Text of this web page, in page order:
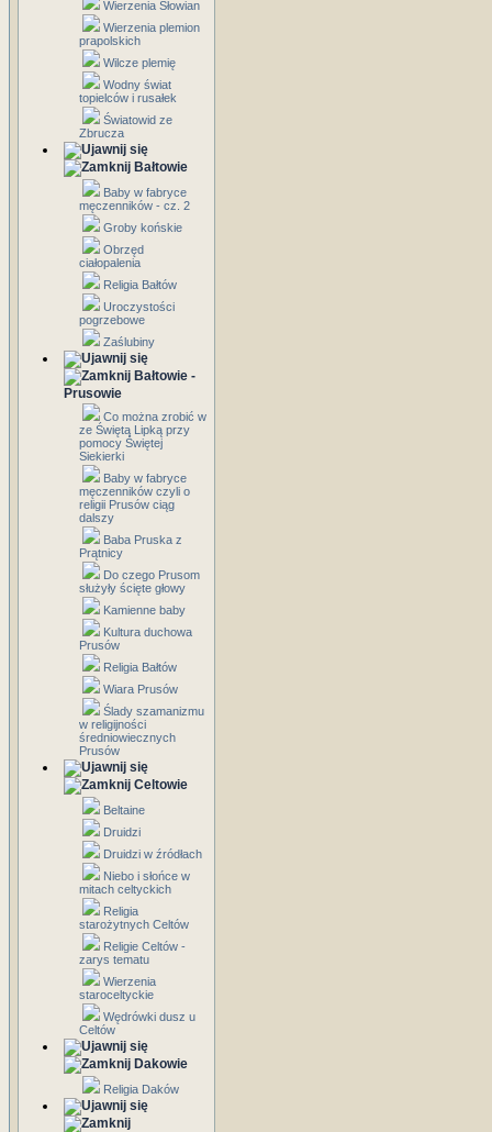
Wierzenia Słowian
Wierzenia plemion
prapolskich
Wilcze plemię
Wodny świat
topielców i rusałek
Światowid ze
Zbrucza
Bałtowie
Baby w fabryce
męczenników - cz. 2
Groby końskie
Obrzęd
ciałopalenia
Religia Bałtów
Uroczystości
pogrzebowe
Zaślubiny
Bałtowie -
Prusowie
Co można zrobić w
ze Świętą Lipką przy
pomocy Świętej
Siekierki
Baby w fabryce
męczenników czyli o
religii Prusów ciąg
dalszy
Baba Pruska z
Prątnicy
Do czego Prusom
służyły ścięte głowy
Kamienne baby
Kultura duchowa
Prusów
Religia Bałtów
Wiara Prusów
Ślady szamanizmu
w religijności
średniowiecznych
Prusów
Celtowie
Beltaine
Druidzi
Druidzi w źródłach
Niebo i słońce w
mitach celtyckich
Religia
starożytnych Celtów
Religie Celtów -
zarys tematu
Wierzenia
staroceltyckie
Wędrówki dusz u
Celtów
Dakowie
Religia Daków